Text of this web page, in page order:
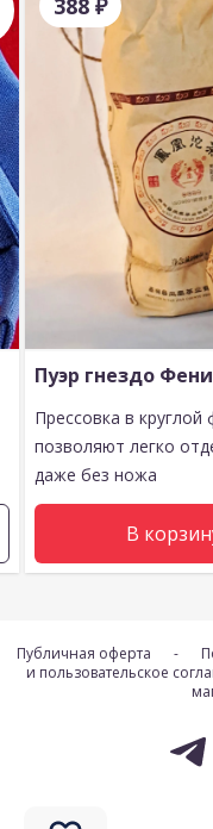
388 ₽
Пуэр гнездо
В
Прессовка в
позволяют легко
даже без ножа
Публичная оферта -
и пользовательское